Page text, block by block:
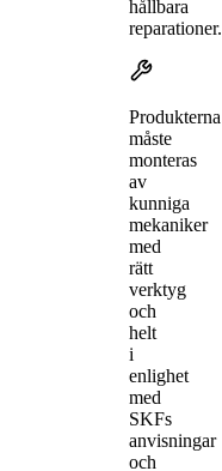
hållbara
reparationer.
Produkterna
måste
monteras
av
kunniga
mekaniker
med
rätt
verktyg
och
helt
i
enlighet
med
SKFs
anvisningar
och